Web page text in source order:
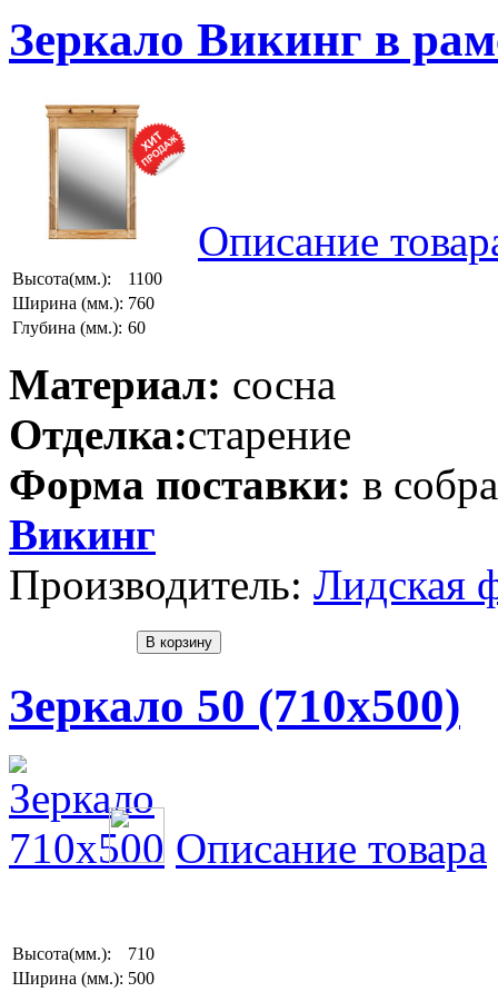
Зеркало Викинг в
Описание
Высота(мм.):
1100
Ширина (мм.): 760
Глубина (мм.): 60
Материал: сосна
Отделка:старение
Форма поставки: в
Викинг
Производитель: Лидская
Зеркало 50 (710х500)
Описание товара
Высота(мм.):
710
Ширина (мм.): 500